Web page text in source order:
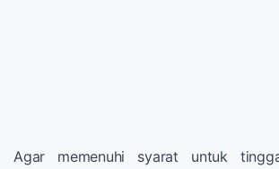
Agar memenuhi syarat untuk